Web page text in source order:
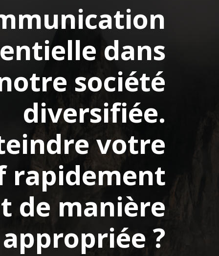
dans
société
diversifiée.
votre
rapidement
de manière
appropriée ?